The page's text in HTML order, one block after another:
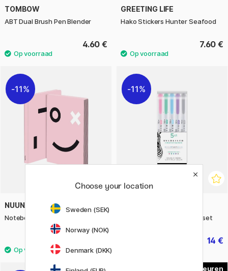
TOMBOW
ABT Dual Brush Pen Blender
4.60 €
GREETING LIFE
Hako Stickers Hunter Seafood
7.60 €
11%
NUUNA
Notebook Graphic L - OX
11%
Mildliner 5-pack Favorites set
14 €
Choose your location
Sweden (SEK)
Norway (NOK)
Denmark (DKK)